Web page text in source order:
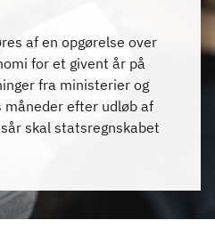
af en opgørelse over
for et givent år på
fra ministerier og
måneder efter udløb af
skal statsregnskabet